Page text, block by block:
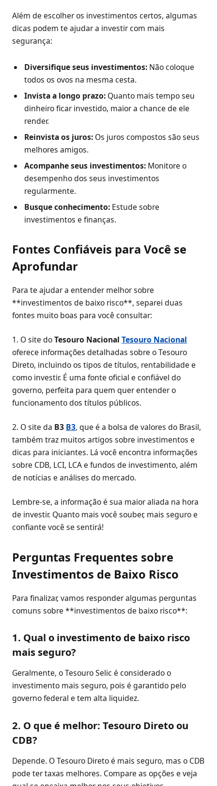
Além de escolher os investimentos certos, algumas
dicas podem te ajudar a investir com mais
segurança:
Diversifique seus investimentos: Não coloque
todos os ovos na mesma cesta.
Invista a longo prazo: Quanto mais tempo seu
dinheiro ficar investido, maior a chance de ele
render.
Reinvista os juros: Os juros compostos são seus
melhores amigos.
Acompanhe seus investimentos: Monitore o
desempenho dos seus investimentos
regularmente.
Busque conhecimento: Estude sobre
investimentos e finanças.
Fontes Confiáveis para Você se
Aprofundar
Para te ajudar a entender melhor sobre
**investimentos de baixo risco**, separei duas
fontes muito boas para você consultar:
1. O site doTesouro Nacional Tesouro Nacional
oferece informações detalhadas sobre o Tesouro
Direto, incluindo os tipos de títulos, rentabilidade e
como investir. É uma fonte oficial e confiável do
governo, perfeita para quem quer entender o
funcionamento dos títulos públicos.
2. O site da B3 B3, que é a bolsa de valores do Brasil,
também traz muitos artigos sobre investimentos e
dicas para iniciantes. Lá você encontra informações
sobre CDB, LCI, LCA e fundos de investimento, além
de notícias e análises do mercado.
Lembre-se, a informação é sua maior aliada na hora
de investir. Quanto mais você souber, mais seguro e
confiante você se sentirá!
Perguntas Frequentes sobre
Investimentos de Baixo Risco
Para finalizar, vamos responder algumas perguntas
comuns sobre **investimentos de baixo risco**:
1. Qual o investimento de baixo risco
mais seguro?
Geralmente, o Tesouro Selic é considerado o
investimento mais seguro, pois é garantido pelo
governo federal e tem alta liquidez.
2. O que é melhor: Tesouro Direto ou
CDB?
Depende. O Tesouro Direto é mais seguro, mas o CDB
pode ter taxas melhores. Compare as opções e veja